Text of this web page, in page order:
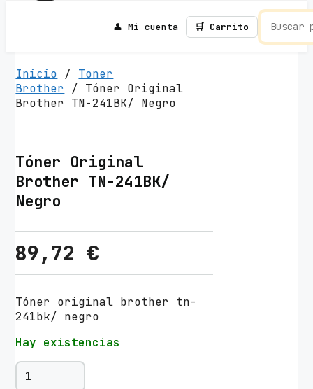
Productos
👤 Mi cuenta 🛒 Carrito
Inicio / Toner
Brother
/ Tóner Original
Brother TN-241BK/ Negro
Tóner Original
Brother TN-241BK/
Negro
89,72 €
Tóner original brother tn-
241bk/ negro
Hay existencias
T